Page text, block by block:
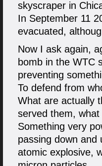
skyscraper in
In September 11
evacuated,
Now I ask again,
bomb in the WTC
preventing
To defend from
What are actually
served them,
Something very
passing down and
atomic explosive,